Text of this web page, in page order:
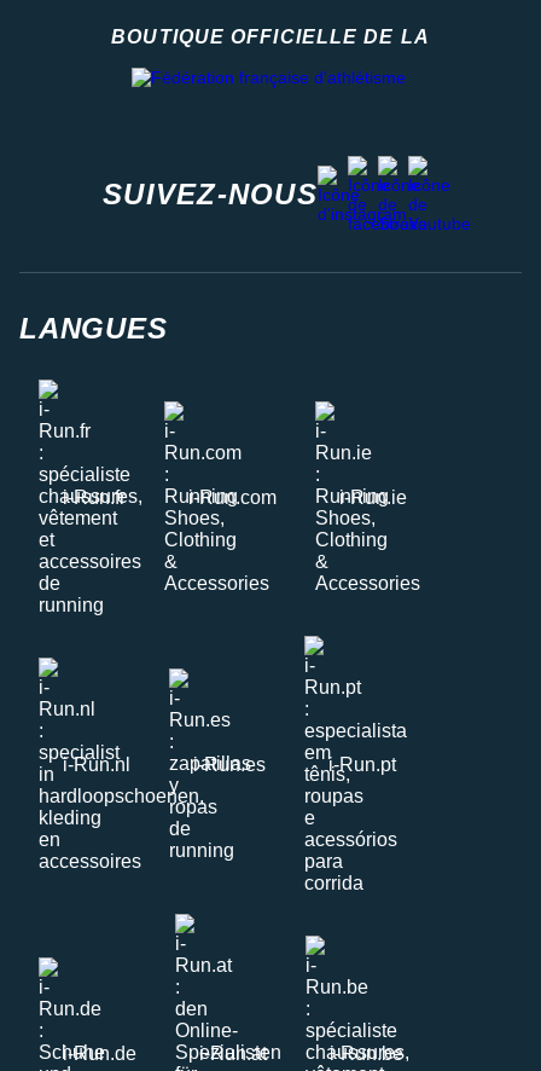
BOUTIQUE OFFICIELLE DE LA
SUIVEZ-NOUS
instagram
facebook
stravayoutube
LANGUES
i-Run.fr i-Run.com i-Run.ie
i-Run.nl i-Run.es i-Run.pt
i-Run.de i-Run.at i-Run.be